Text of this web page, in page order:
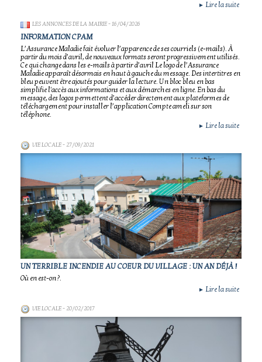
► Lire la suite
LES ANNONCES DE LA MAIRIE- 16/04/2026
INFORMATION CPAM
L’Assurance Maladie fait évoluer l’apparence de ses courriels (e-mails). À
partir du mois d’avril, de nouveaux formats seront progressivement utilisés.
Ce qui change dans les e-mails à partir d’avril Le logo de l’Assurance
Maladie apparaît désormais en haut à gauche du message. Des intertitres en
bleu peuvent être ajoutés pour guider la lecture. Un bloc bleu en bas
simplifie l'accès aux informations et aux démarches en ligne. En bas du
message, des logos permettent d’accéder directement aux plateformes de
téléchargement pour installer l’application Compte ameli sur son
téléphone.
► Lire la suite
VIE LOCALE- 27/09/2021
UN TERRIBLE INCENDIE AU COEUR DU VILLAGE : UN AN DÉJÀ !
Où en est-on ?.
► Lire la suite
VIE LOCALE- 20/02/2017